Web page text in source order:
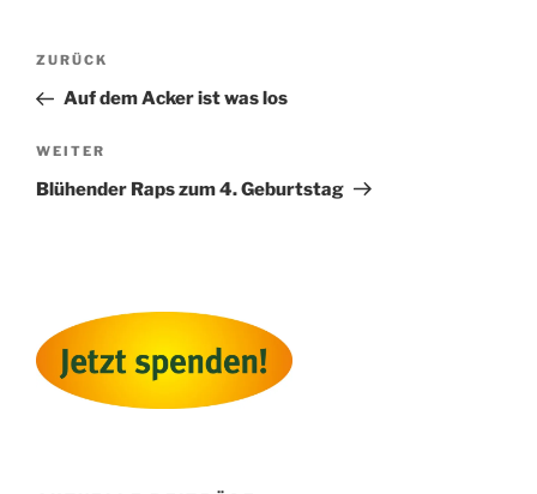
Beitragsnavigation
Vorheriger
Beitrag
ZURÜCK
Auf dem Acker ist was los
Nächster
Beitrag
WEITER
Blühender Raps zum 4. Geburtstag